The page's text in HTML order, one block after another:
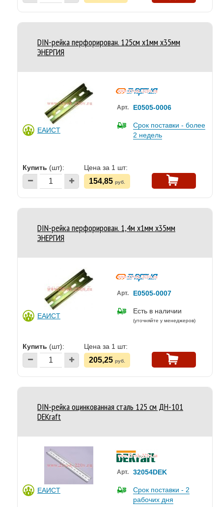
DIN-рейка перфорирован. 125см х1мм х35мм
ЭНЕРГИЯ
ЕАИСТ
Арт. Е0505-0006
Срок поставки - более
2 недель
Купить (шт): Цена за 1 шт:
154,85 руб.
DIN-рейка перфорирован. 1,4м х1мм х35мм
ЭНЕРГИЯ
ЕАИСТ
Арт. Е0505-0007
Есть в наличии
(уточняйте у менеджеров)
Купить (шт): Цена за 1 шт:
205,25 руб.
DIN-рейка оцинкованная сталь 125 см ДН-101
DEKraft
ЕАИСТ
Арт. 32054DEK
Срок поставки - 2
рабочих дня